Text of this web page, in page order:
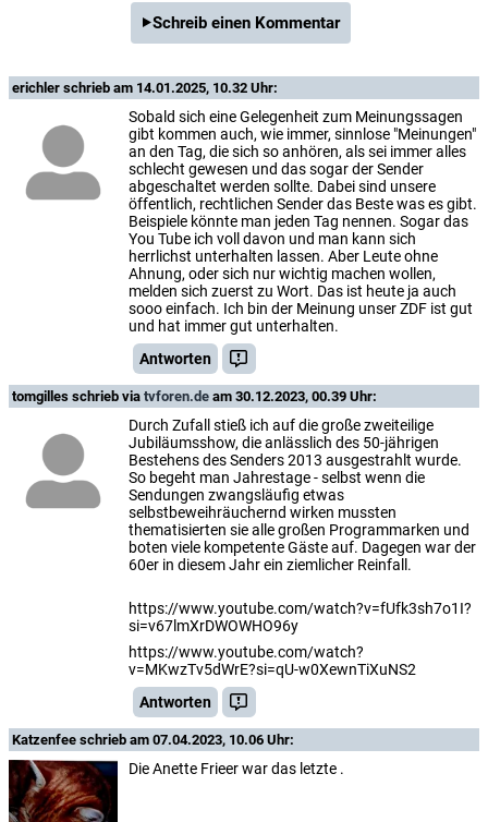
Schreib einen Kommentar
erichler schrieb am 14.01.2025, 10.32 Uhr:
Sobald sich eine Gelegenheit zum Meinungssagen
gibt kommen auch, wie immer, sinnlose "Meinungen"
an den Tag, die sich so anhören, als sei immer alles
schlecht gewesen und das sogar der Sender
abgeschaltet werden sollte. Dabei sind unsere
öffentlich, rechtlichen Sender das Beste was es gibt.
Beispiele könnte man jeden Tag nennen. Sogar das
You Tube ich voll davon und man kann sich
herrlichst unterhalten lassen. Aber Leute ohne
Ahnung, oder sich nur wichtig machen wollen,
melden sich zuerst zu Wort. Das ist heute ja auch
sooo einfach. Ich bin der Meinung unser ZDF ist gut
und hat immer gut unterhalten.
Antworten
tomgilles schrieb via tvforen.de am 30.12.2023, 00.39 Uhr:
Durch Zufall stieß ich auf die große zweiteilige
Jubiläumsshow, die anlässlich des 50-jährigen
Bestehens des Senders 2013 ausgestrahlt wurde.
So begeht man Jahrestage - selbst wenn die
Sendungen zwangsläufig etwas
selbstbeweihräuchernd wirken mussten
thematisierten sie alle großen Programmarken und
boten viele kompetente Gäste auf. Dagegen war der
60er in diesem Jahr ein ziemlicher Reinfall.
https://www.youtube.com/watch?v=fUfk3sh7o1I?
si=v67lmXrDWOWHO96y
https://www.youtube.com/watch?
v=MKwzTv5dWrE?si=qU-w0XewnTiXuNS2
Antworten
Katzenfee schrieb am 07.04.2023, 10.06 Uhr:
Die Anette Frieer war das letzte .